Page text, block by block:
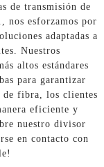
de transmisión de
nos esforzamos por
adaptadas a
Nuestros
altos estándares
para garantizar
fibra, los clientes
eficiente y
nuestro divisor
en contacto con